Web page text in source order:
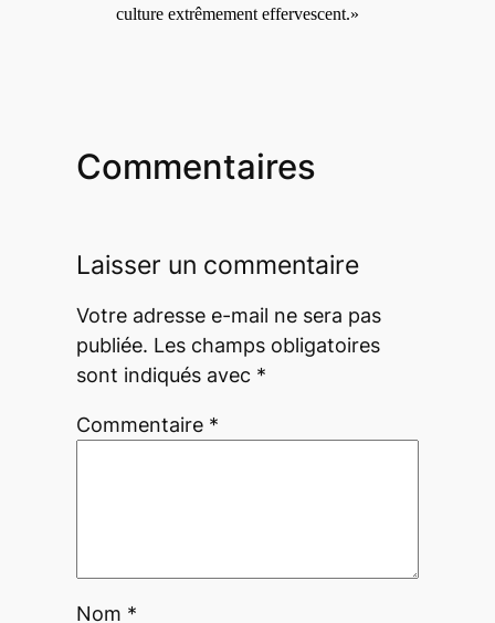
culture extrêmement effervescent.»
Commentaires
Laisser un commentaire
Votre adresse e-mail ne sera pas
publiée. Les champs obligatoires
sont indiqués avec *
Commentaire *
Nom *